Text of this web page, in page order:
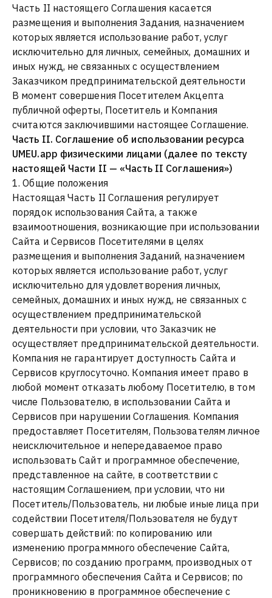
Часть II настоящего Соглашения касается
размещения и выполнения Задания, назначением
которых является использование работ, услуг
исключительно для личных, семейных, домашних и
иных нужд, не связанных с осуществлением
Заказчиком предпринимательской деятельности
В момент совершения Посетителем Акцепта
публичной оферты, Посетитель и Компания
считаются заключившими настоящее Соглашение.
Часть II. Соглашение об использовании ресурса
UMEU.app физическими лицами (далее по тексту
настоящей Части II — «Часть II Соглашения»)
1. Общие положения
Настоящая Часть II Соглашения регулирует
порядок использования Сайта, а также
взаимоотношения, возникающие при использовании
Сайта и Сервисов Посетителями в целях
размещения и выполнения Заданий, назначением
которых является использование работ, услуг
исключительно для удовлетворения личных,
семейных, домашних и иных нужд, не связанных с
осуществлением предпринимательской
деятельности при условии, что Заказчик не
осуществляет предпринимательской деятельности.
Компания не гарантирует доступность Сайта и
Сервисов круглосуточно. Компания имеет право в
любой момент отказать любому Посетителю, в том
числе Пользователю, в использовании Сайта и
Сервисов при нарушении Соглашения. Компания
предоставляет Посетителям, Пользователям личное
неисключительное и непередаваемое право
использовать Сайт и программное обеспечение,
представленное на сайте, в соответствии с
настоящим Соглашением, при условии, что ни
Посетитель/Пользователь, ни любые иные лица при
содействии Посетителя/Пользователя не будут
совершать действий: по копированию или
изменению программного обеспечение Сайта,
Сервисов; по созданию программ, производных от
программного обеспечения Сайта и Сервисов; по
проникновению в программное обеспечение с